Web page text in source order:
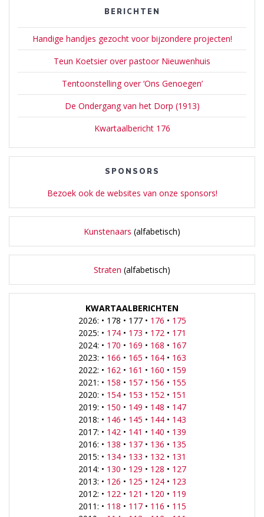
BERICHTEN
Handige handjes gezocht voor bijzondere projecten!
Teun Koetsier over pastoor Nieuwenhuis
Tentoonstelling over ‘Ons Genoegen’
De Ondergang van het Dorp (1913)
Kwartaalbericht 176
SPONSORS
Bezoek ook de websites van onze sponsors!
Kunstenaars (alfabetisch)
Straten (alfabetisch)
KWARTAALBERICHTEN
2026: • 178 • 177 • 176 • 175
2025: • 174• 173 • 172• 171
2024: • 170 • 169 • 168 • 167
2023: • 166 • 165 • 164• 163
2022: • 162• 161 • 160 • 159
2021: • 158 • 157• 156 • 155
2020: • 154• 153 • 152• 151
2019: • 150 • 149 • 148 • 147
2018: • 146 • 145 • 144• 143
2017: • 142• 141 • 140 • 139
2016: • 138 • 137• 136 • 135
2015: • 134• 133 • 132• 131
2014: • 130 • 129 • 128 • 127
2013: • 126 • 125 • 124• 123
2012: • 122• 121 • 120 • 119
2011: • 118 • 117• 116 • 115